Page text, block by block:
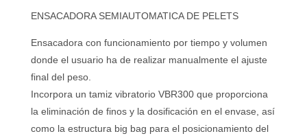
ENSACADORA SEMIAUTOMATICA DE PELETS
Ensacadora con funcionamiento por tiempo y volumen
donde el usuario ha de realizar manualmente el ajuste
final del peso.
Incorpora un tamiz vibratorio VBR300 que proporciona
la eliminación de finos y la dosificación en el envase, así
como la estructura big bag para el posicionamiento del